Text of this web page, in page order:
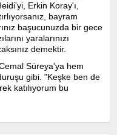
Erkin Koray'ı,
bayram
başucunuzda bir gece
yaralarınızı
demektir.
Süreya'ya hem
gibi. "Keşke ben de
katılıyorum bu